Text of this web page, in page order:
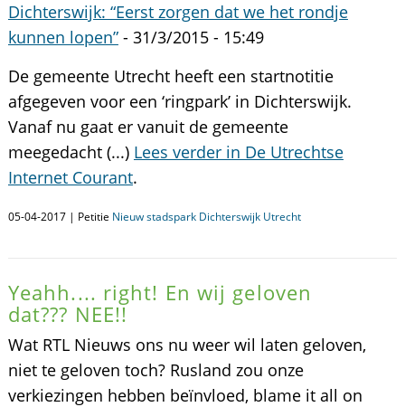
Dichterswijk: “Eerst zorgen dat we het rondje
kunnen lopen”- 31/3/2015 - 15:49
De gemeente Utrecht heeft een startnotitie
afgegeven voor een ‘ringpark’ in Dichterswijk.
Vanaf nu gaat er vanuit de gemeente
meegedacht (...) Lees verder in De Utrechtse
Internet Courant.
05-04-2017 | Petitie Nieuw stadspark Dichterswijk Utrecht
Yeahh.... right! En wij geloven
dat??? NEE!!
Wat RTL Nieuws ons nu weer wil laten geloven,
niet te geloven toch? Rusland zou onze
verkiezingen hebben beïnvloed, blame it all on